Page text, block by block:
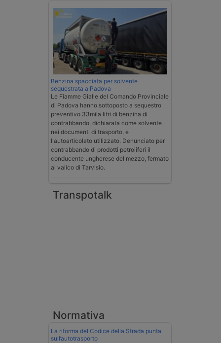
Benzina spacciata per solvente
sequestrata a Padova
Le Fiamme Gialle del Comando Provinciale
di Padova hanno sottoposto a sequestro
preventivo 33mila litri di benzina di
contrabbando, dichiarata come solvente
nei documenti di trasporto, e
l'autoarticolato utilizzato. Denunciato per
contrabbando di prodotti petroliferi il
conducente ungherese del mezzo, fermato
al valico di Tarvisio.
Transpotalk
Normativa
La riforma del Codice della Strada punta
sull’autotrasporto